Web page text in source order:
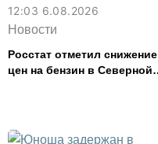
12:03 6.08.2026
Новости
Росстат отметил снижение
цен на бензин в Северной